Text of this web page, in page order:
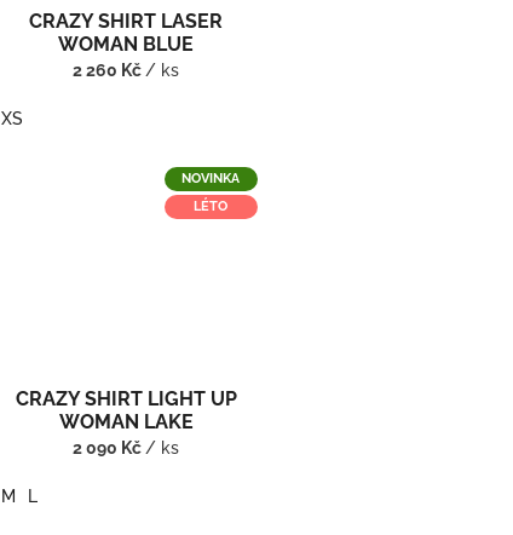
CRAZY SHIRT LASER
WOMAN BLUE
2 260 Kč / ks
XS
NOVINKA
LÉTO
CRAZY SHIRT LIGHT UP
WOMAN LAKE
2 090 Kč/ ks
M L